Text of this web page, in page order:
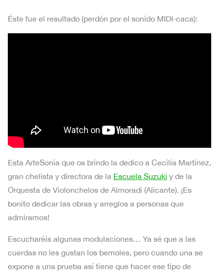
Éste fue el resultado (perdón por el sonido MIDI-caca):
Esta ArteSonía que os brindo la dedico a Cecilia Martínez,
gran chelista y directora de la Escuela Suzuki y de la
Orquesta de Violonchelos de Almoradí (Alicante). ¡Es
bonito dedicar las obras y arreglos a personas que
admiramos!
Escucharéis algunas modulaciones… Ya sé que a las
cuerdas no les gustan los bemoles, pero cuando una se
expone a una prueba así tiene que hacer ese tipo de